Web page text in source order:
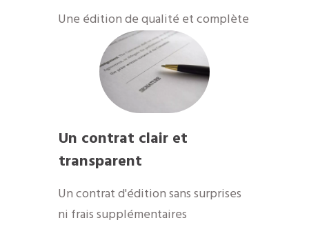
​Une édition de qualité et complète
Un contrat clair et
transparent
Un contrat d'édition sans surprises
ni frais supplémentaires